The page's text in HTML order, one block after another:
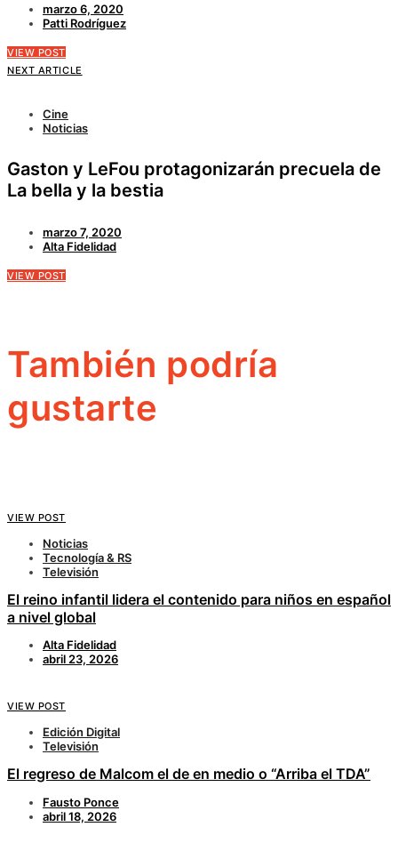
marzo 6, 2020
Patti Rodríguez
VIEW POST
NEXT ARTICLE
Cine
Noticias
Gaston y LeFou protagonizarán precuela de
La bella y la bestia
marzo 7, 2020
Alta Fidelidad
VIEW POST
También podría
gustarte
VIEW POST
Noticias
Tecnología & RS
Televisión
El reino infantil lidera el contenido para niños en español
a nivel global
Alta Fidelidad
abril 23, 2026
VIEW POST
Edición Digital
Televisión
El regreso de Malcom el de en medio o “Arriba el TDA”
Fausto Ponce
abril 18, 2026